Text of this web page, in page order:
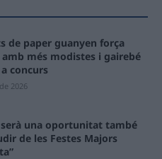
de paper guanyen força
més modistes i gairebé
concurs
2026
serà una oportunitat també
de les Festes Majors